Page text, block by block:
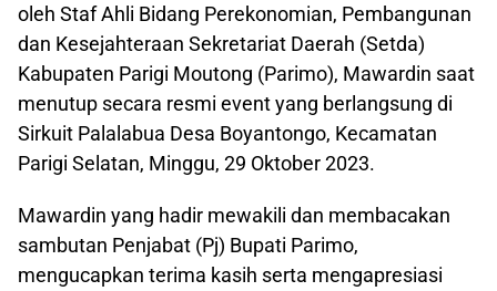
oleh Staf Ahli Bidang Perekonomian, Pembangunan
dan Kesejahteraan Sekretariat Daerah (Setda)
Kabupaten Parigi Moutong (Parimo), Mawardin saat
menutup secara resmi event yang berlangsung di
Sirkuit Palalabua Desa Boyantongo, Kecamatan
Parigi Selatan, Minggu, 29 Oktober 2023.
Mawardin yang hadir mewakili dan membacakan
sambutan Penjabat (Pj) Bupati Parimo,
mengucapkan terima kasih serta mengapresiasi